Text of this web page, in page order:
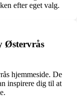
efter eget valg.
Østervrås
hjemmeside. De
inspirere dig til at